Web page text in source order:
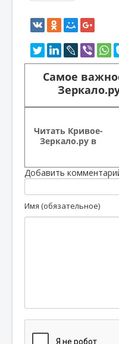
Самое
Читать Кривое-
Зеркало.ру в
Добавить
Имя (обязательное)